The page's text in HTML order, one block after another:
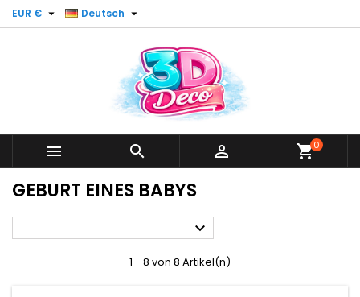
EUR €  Deutsch 
   shopping_cart0
GEBURT EINES BABYS

1 - 8 von 8 Artikel(n)